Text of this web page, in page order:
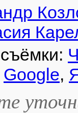
Google,